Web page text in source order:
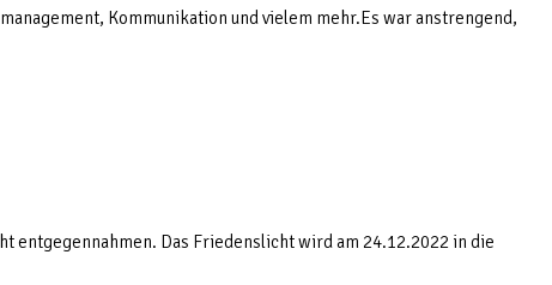
Kommunikation und vielem mehr.Es war anstrengend,
entgegennahmen. Das Friedenslicht wird am 24.12.2022 in die